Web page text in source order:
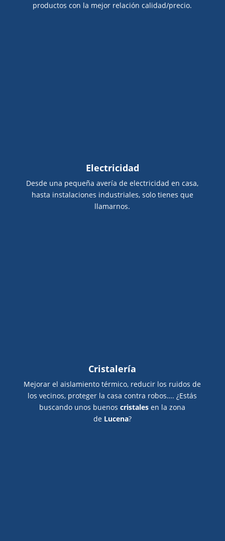
productos con la mejor relación calidad/precio.
Electricidad
Desde una pequeña avería de electricidad en casa,
hasta instalaciones industriales, solo tienes que
llamarnos.
Cristalería
Mejorar el aislamiento térmico, reducir los ruidos de
los vecinos, proteger la casa contra robos…. ¿Estás
buscando unos buenoscristales en la zona
de Lucena?